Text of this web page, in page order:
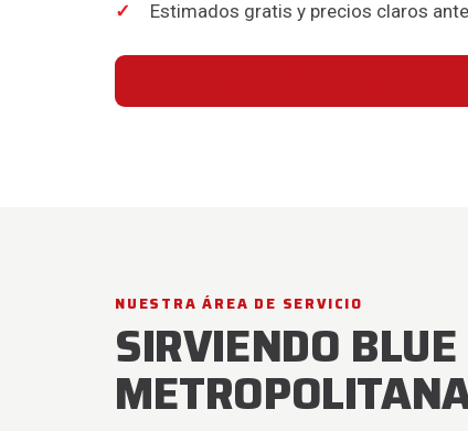
Estimados gratis y precios claros
NUESTRA ÁREA DE SERVICIO
SIRVIENDO